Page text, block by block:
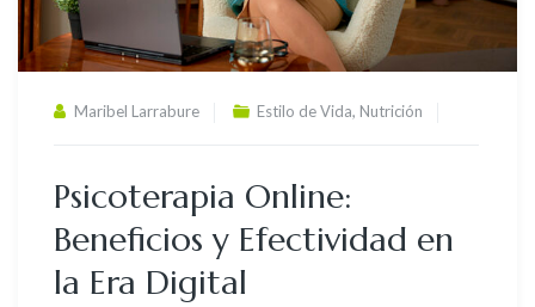
Maribel Larrabure Estilo de Vida, Nutrición
Psicoterapia Online:
Beneficios y Efectividad en
la Era Digital